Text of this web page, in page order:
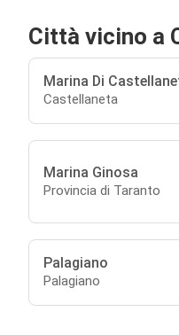
Città vicino a
Marina Di
Castellaneta
Marina Ginosa
Provincia di Taranto
Palagiano
Palagiano